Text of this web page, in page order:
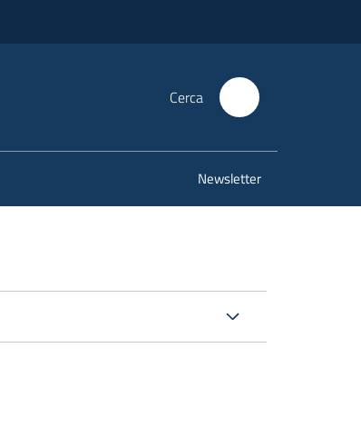
Cerca
Newsletter